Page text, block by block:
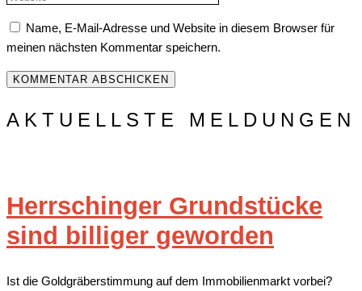
Name, E-Mail-Adresse und Website in diesem Browser für
meinen nächsten Kommentar speichern.
AKTUELLSTE MELDUNGEN
Herrschinger Grundstücke
sind billiger geworden
Ist die Goldgräberstimmung auf dem Immobilienmarkt vorbei?